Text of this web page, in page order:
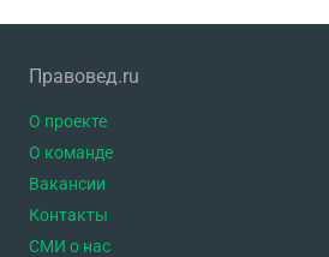
Правовед.ru
О проекте
О команде
Вакансии
Контакты
СМИ о нас